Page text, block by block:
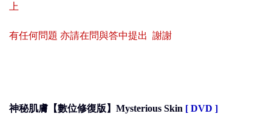
上
有任何問題 亦請在問與答中提出 謝謝
神秘肌膚【數位修復版】Mysterious Skin [ DVD ]